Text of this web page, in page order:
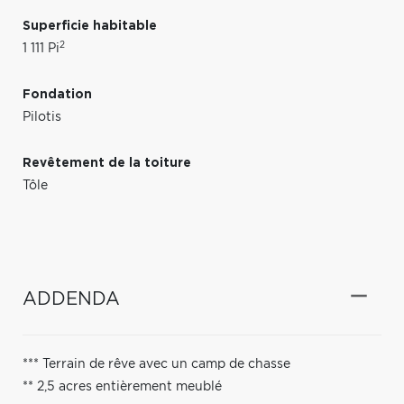
Superficie habitable
1 111 Pi2
Fondation
Pilotis
Revêtement de la toiture
Tôle
ADDENDA
*** Terrain de rêve avec un camp de chasse
** 2,5 acres entièrement meublé